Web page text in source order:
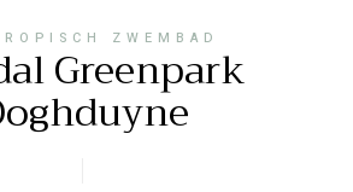
ZWEMBAD
Greenpark